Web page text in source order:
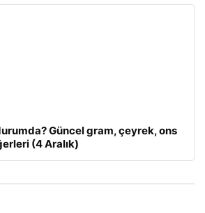
Güncel gram, çeyrek, ons
(4 Aralık)